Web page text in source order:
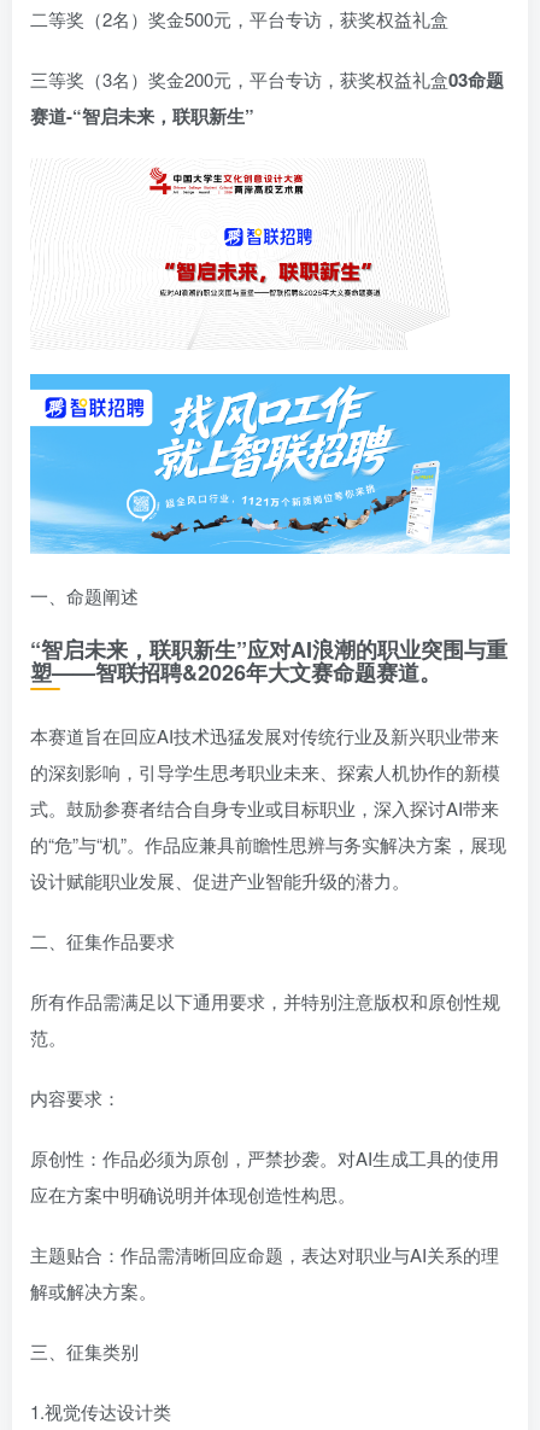
二等奖（2名）奖金500元，平台专访，获奖权益礼盒
三等奖（3名）奖金200元，平台专访，获奖权益礼盒03命题
赛道-“智启未来，联职新生”
一、命题阐述
“智启未来，联职新生”应对AI浪潮的职业突围与重
塑——智联招聘&2026年大文赛命题赛道。
本赛道旨在回应AI技术迅猛发展对传统行业及新兴职业带来
的深刻影响，引导学生思考职业未来、探索人机协作的新模
式。鼓励参赛者结合自身专业或目标职业，深入探讨AI带来
的“危”与“机”。作品应兼具前瞻性思辨与务实解决方案，展现
设计赋能职业发展、促进产业智能升级的潜力。
二、征集作品要求
所有作品需满足以下通用要求，并特别注意版权和原创性规
范。
内容要求：
原创性：作品必须为原创，严禁抄袭。对AI生成工具的使用
应在方案中明确说明并体现创造性构思。
主题贴合：作品需清晰回应命题，表达对职业与AI关系的理
解或解决方案。
三、征集类别
1.视觉传达设计类